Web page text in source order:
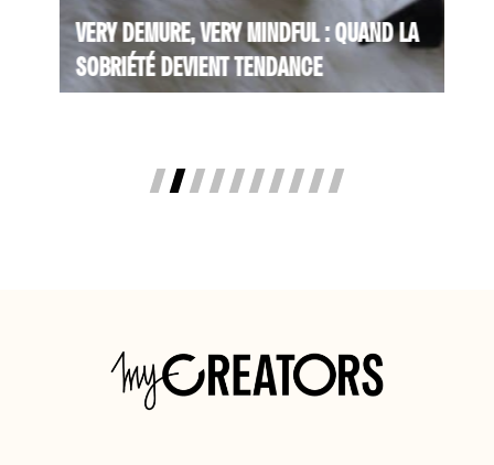
VERY DEMURE, VERY MINDFUL : QUAND LA
SOBRIÉTÉ DEVIENT TENDANCE
Demure, Very Mindful". ...